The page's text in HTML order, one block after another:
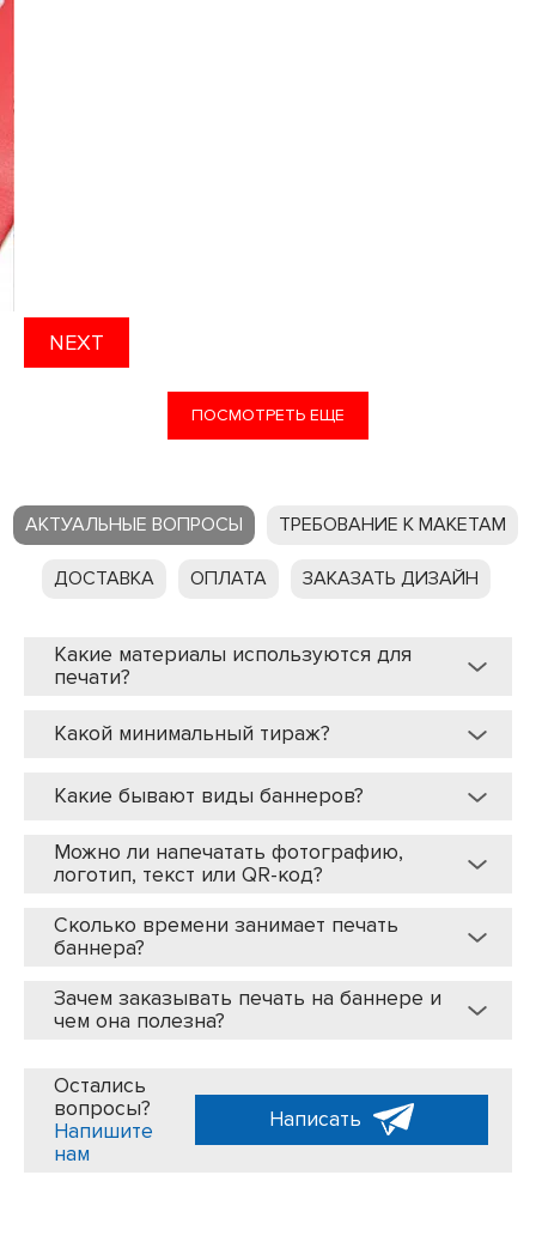
NEXT
ПОСМОТРЕТЬ ЕЩЕ
АКТУАЛЬНЫЕ ВОПРОСЫ ТРЕБОВАНИЕ К МАКЕТАМ
ДОСТАВКА ОПЛАТА ЗАКАЗАТЬ ДИЗАЙН
Какие материалы используются для
печати?
Какой минимальный тираж?
Какие бывают виды баннеров?
Можно ли напечатать фотографию,
логотип, текст или QR-код?
Сколько времени занимает печать
баннера?
Зачем заказывать печать на баннере и
чем она полезна?
Остались
вопросы?
Напишите
нам
Написать